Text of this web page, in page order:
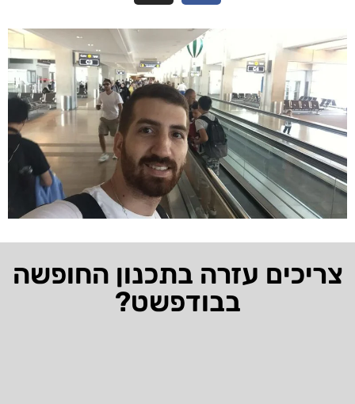
צריכים עזרה בתכנון החופשה
בבודפשט?